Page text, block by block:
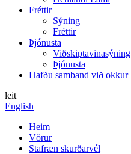
Fréttir
Sýning
Fréttir
Þjónusta
Viðskiptavinasýning
Þjónusta
Hafðu samband við okkur
leit
English
Heim
Vörur
Stafræn skurðarvél